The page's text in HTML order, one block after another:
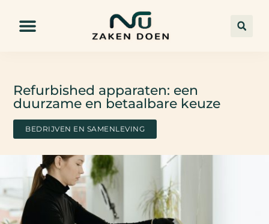
Refurbished apparaten: een
duurzame en betaalbare keuze
BEDRIJVEN EN SAMENLEVING